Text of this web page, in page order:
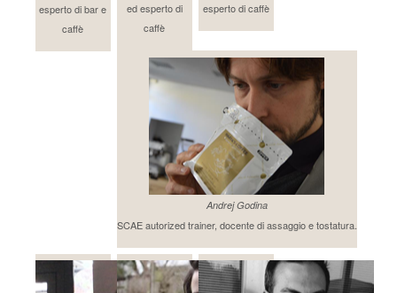
esperto di bar e
caffè
ed esperto di
caffè
esperto di caffè
Andrej Godina
SCAE autorized trainer, docente di assaggio e tostatura.